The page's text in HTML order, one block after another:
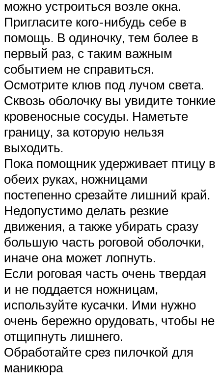
можно устроиться возле окна.
Пригласите кого-нибудь себе в
помощь. В одиночку, тем более в
первый раз, с таким важным
событием не справиться.
Осмотрите клюв под лучом света.
Сквозь оболочку вы увидите тонкие
кровеносные сосуды. Наметьте
границу, за которую нельзя
выходить.
Пока помощник удерживает птицу в
обеих руках, ножницами
постепенно срезайте лишний край.
Недопустимо делать резкие
движения, а также убирать сразу
большую часть роговой оболочки,
иначе она может лопнуть.
Если роговая часть очень твердая
и не поддается ножницам,
используйте кусачки. Ими нужно
очень бережно орудовать, чтобы не
отщипнуть лишнего.
Обработайте срез пилочкой для
маникюра